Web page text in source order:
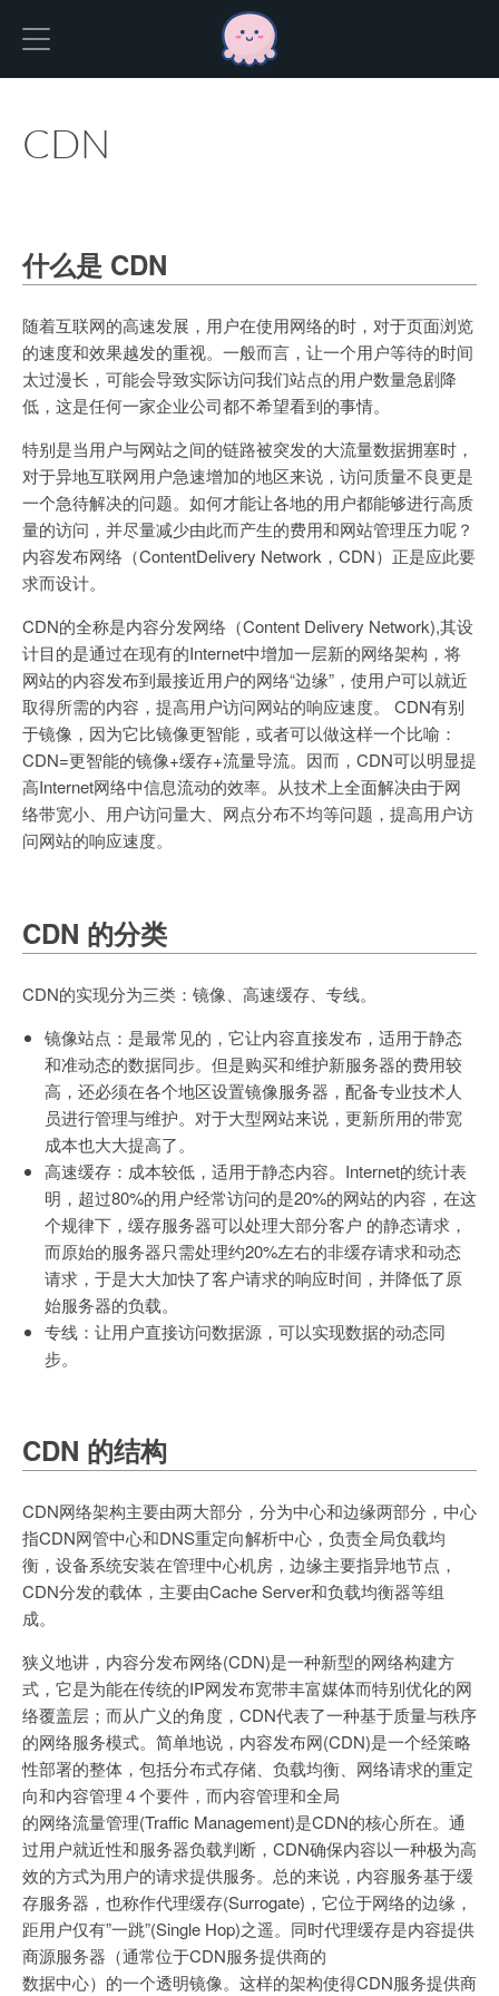
CDN
什么是 CDN
随着互联网的高速发展，用户在使用网络的时，对于页面浏览
的速度和效果越发的重视。一般而言，让一个用户等待的时间
太过漫长，可能会导致实际访问我们站点的用户数量急剧降
低，这是任何一家企业公司都不希望看到的事情。
特别是当用户与网站之间的链路被突发的大流量数据拥塞时，
对于异地互联网用户急速增加的地区来说，访问质量不良更是
一个急待解决的问题。如何才能让各地的用户都能够进行高质
量的访问，并尽量减少由此而产生的费用和网站管理压力呢？
内容发布网络（ContentDelivery Network，CDN）正是应此要
求而设计。
CDN的全称是内容分发网络（Content Delivery Network),其设
计目的是通过在现有的Internet中增加一层新的网络架构，将
网站的内容发布到最接近用户的网络“边缘”，使用户可以就近
取得所需的内容，提高用户访问网站的响应速度。 CDN有别
于镜像，因为它比镜像更智能，或者可以做这样一个比喻：
CDN=更智能的镜像+缓存+流量导流。因而，CDN可以明显提
高Internet网络中信息流动的效率。从技术上全面解决由于网
络带宽小、用户访问量大、网点分布不均等问题，提高用户访
问网站的响应速度。
CDN 的分类
CDN的实现分为三类：镜像、高速缓存、专线。
镜像站点：是最常见的，它让内容直接发布，适用于静态
和准动态的数据同步。但是购买和维护新服务器的费用较
高，还必须在各个地区设置镜像服务器，配备专业技术人
员进行管理与维护。对于大型网站来说，更新所用的带宽
成本也大大提高了。
高速缓存：成本较低，适用于静态内容。Internet的统计表
明，超过80%的用户经常访问的是20%的网站的内容，在这
个规律下，缓存服务器可以处理大部分客户 的静态请求，
而原始的服务器只需处理约20%左右的非缓存请求和动态
请求，于是大大加快了客户请求的响应时间，并降低了原
始服务器的负载。
专线：让用户直接访问数据源，可以实现数据的动态同
步。
CDN 的结构
CDN网络架构主要由两大部分，分为中心和边缘两部分，中心
指CDN网管中心和DNS重定向解析中心，负责全局负载均
衡，设备系统安装在管理中心机房，边缘主要指异地节点，
CDN分发的载体，主要由Cache Server和负载均衡器等组
成。
狭义地讲，内容分发布网络(CDN)是一种新型的网络构建方
式，它是为能在传统的IP网发布宽带丰富媒体而特别优化的网
络覆盖层；而从广义的角度，CDN代表了一种基于质量与秩序
的网络服务模式。简单地说，内容发布网(CDN)是一个经策略
性部署的整体，包括分布式存储、负载均衡、网络请求的重定
向和内容管理４个要件，而内容管理和全局
的网络流量管理(Traffic Management)是CDN的核心所在。通
过用户就近性和服务器负载判断，CDN确保内容以一种极为高
效的方式为用户的请求提供服务。总的来说，内容服务基于缓
存服务器，也称作代理缓存(Surrogate)，它位于网络的边缘，
距用户仅有”一跳”(Single Hop)之遥。同时代理缓存是内容提供
商源服务器（通常位于CDN服务提供商的
数据中心）的一个透明镜像。这样的架构使得CDN服务提供商